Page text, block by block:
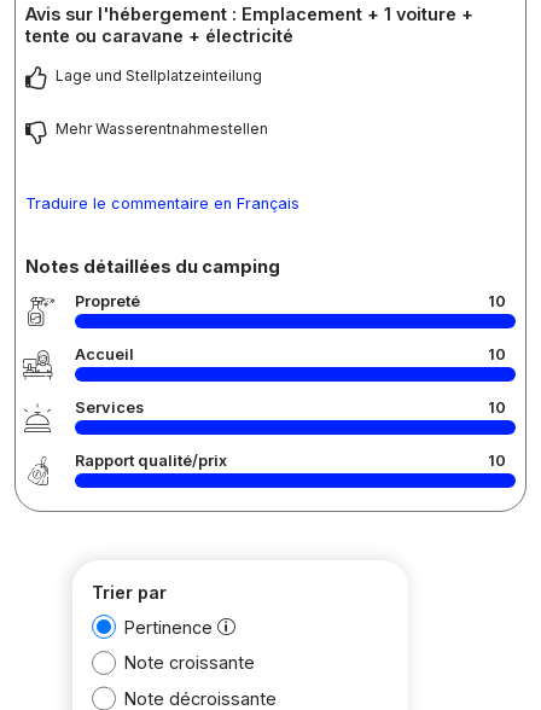
Avis sur l'hébergement : Emplacement + 1 voiture +
tente ou caravane + électricité
Lage und Stellplatzeinteilung
Mehr Wasserentnahmestellen
Traduire le commentaire en Français
Notes détaillées du camping
Propreté 10
Accueil 10
Services 10
Rapport qualité/prix 10
Trier par
Pertinence
Note croissante
Note décroissante